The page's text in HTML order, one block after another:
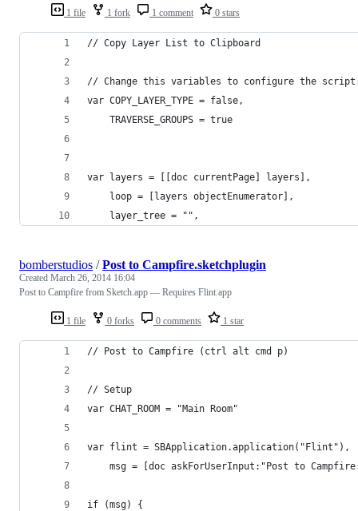
1 file 1 fork 1 comment 0 stars
// Copy Layer List to Clipboard
// Change this variables to configure the
var COPY_LAYER_TYPE = false,
    TRAVERSE_GROUPS = true
var layers = [[doc currentPage] layers],
    loop = [layers objectEnumerator],
    layer_tree = "",
1 file 0 forks 0 comments 1 star
bomberstudios /Post to Campfire.sketchplugin
Created March 26, 2014 16:04
Post to Campfire from Sketch.app — Requires Flint.app
// Post to Campfire (ctrl alt cmd p)
// Setup
var CHAT_ROOM = "Main Room"
var flint = SBApplication.application("Flint"),
msg = [doc askForUserInput:"Post to
if (msg) {